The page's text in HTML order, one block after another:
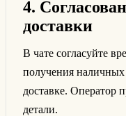
4.
доставки
В чате согласуйте
получения наличных
доставке. Оператор
детали.